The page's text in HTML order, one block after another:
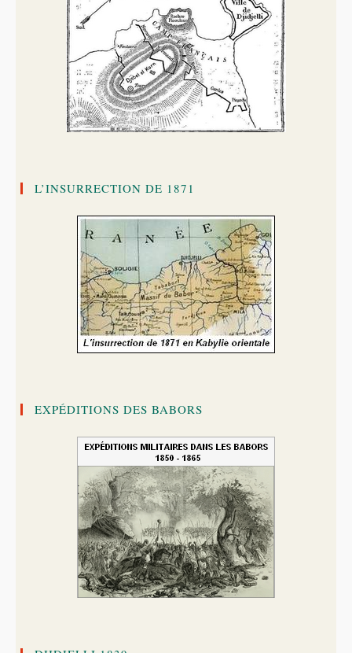
L’INSURRECTION DE 1871
EXPÉDITIONS DES BABORS